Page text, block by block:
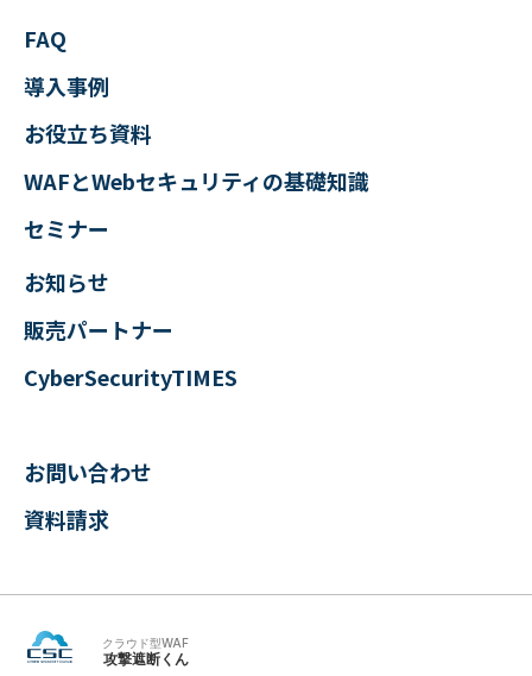
FAQ
導入事例
お役立ち資料
WAFとWebセキュリティの基礎知識
セミナー
お知らせ
販売パートナー
CyberSecurityTIMES
お問い合わせ
資料請求
クラウド型WAF
攻撃遮断くん